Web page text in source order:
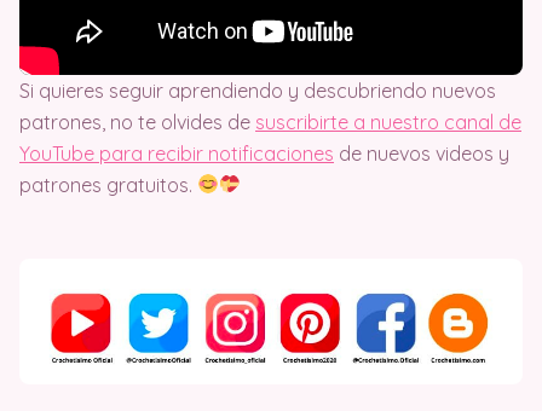
Si quieres seguir aprendiendo y descubriendo nuevos
patrones, no te olvides de suscribirte a nuestro canal de
YouTube para recibir notificaciones de nuevos videos y
patrones gratuitos.